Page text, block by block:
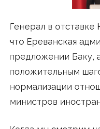
Генерал в
что Ереванская
предложении Баку,
положительным
нормализации
министров